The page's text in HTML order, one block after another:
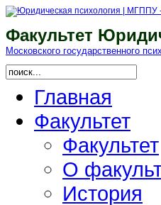
Факультет
Московского гоcударственного
Главная
Факультет
Факультет
О
История